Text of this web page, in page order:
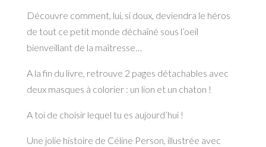
Découvre comment, lui, si doux, deviendra le héros
de tout ce petit monde déchaîné sous l’oeil
bienveillant de la maîtresse…
A la fin du livre, retrouve 2 pages détachables avec
deux masques à colorier : un lion et un chaton !
A toi de choisir lequel tu es aujourd’hui !
Une jolie histoire de Céline Person, illustrée avec